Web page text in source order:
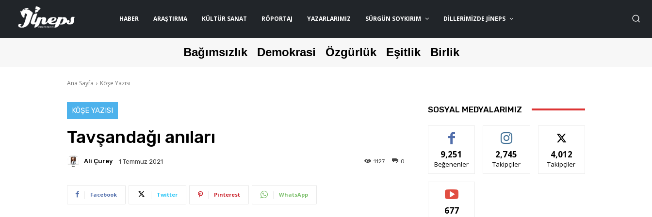
HABER ARAŞTIRMA KÜLTÜR SANAT RÖPORTAJ YAZARLARIMIZ SÜRGÜN SOYKIRIM DILLERIMIZDE JİNEPS
Bağımsızlık Demokrasi Özgürlük Eşitlik Birlik
Ana Sayfa Köşe Yazısı
KÖŞE YAZISI
Tavşandağı anıları
Ali Çurey 1 Temmuz 2021 0
1127
Facebook Twitter Pinterest WhatsApp
SOSYAL MEDYALARIMIZ
9,251
Beğenenler
2,745
Takipçiler
4,012
Takipçiler
677